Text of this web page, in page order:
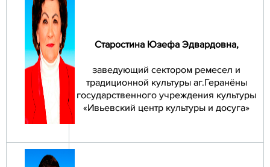
Старостина Юзефа Эдвардовна,
заведующий сектором ремесел и
традиционной культуры аг.Геранёны
государственного учреждения культуры
«Ивьевский центр культуры и досуга»